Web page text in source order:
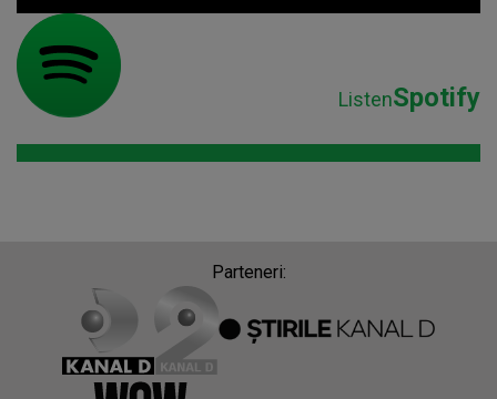
ListenSpotify
Parteneri: